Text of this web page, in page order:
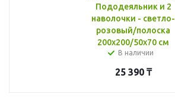
Пододеяльник и 2
наволочки - светло-
розовый/полоска
200x200/50x70 см
В наличии
25 390₸